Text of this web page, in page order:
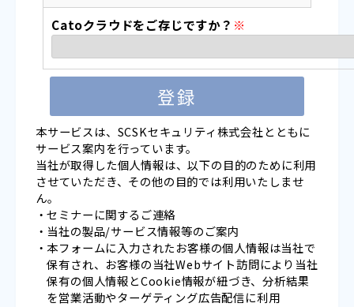
Catoクラウドをご存じですか？ ※
本サービスは、SCSKセキュリティ株式会社とともに
サービス案内を行っています。
当社が取得した個人情報は、以下の目的のために利用
させていただき、その他の目的では利用いたしませ
ん。
セミナーに関するご連絡
当社の製品/サービス情報等のご案内
本フォームに入力されたお客様の個人情報は当社で
保有され、お客様の当社Webサイト訪問により当社
保有の個人情報とCookie情報が紐づき、分析結果
を営業活動やターゲティング広告配信に利用